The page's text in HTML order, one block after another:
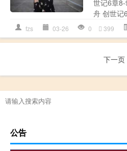
世记6章
舟 创世记
fzs 03-26 0 399
下一页
公告